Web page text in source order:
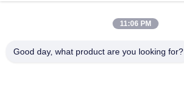
0086-13128969971
Ηλεκτρονικό Ταχυδρομείο
11:06 PM
Good day, what product are you looking for?